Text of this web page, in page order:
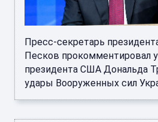
Пресс-секретарь
Песков прокомментировал
президента США Дональда
удары Вооруженных сил